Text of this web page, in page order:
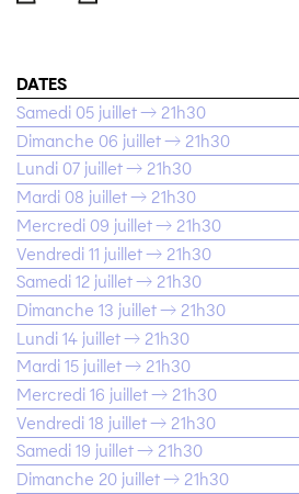
DATES
Samedi 05 juillet → 21h30
Dimanche 06 juillet → 21h30
Lundi 07 juillet → 21h30
Mardi 08 juillet → 21h30
Mercredi 09 juillet → 21h30
Vendredi 11 juillet → 21h30
Samedi 12 juillet → 21h30
Dimanche 13 juillet → 21h30
Lundi 14 juillet → 21h30
Mardi 15 juillet → 21h30
Mercredi 16 juillet → 21h30
Vendredi 18 juillet → 21h30
Samedi 19 juillet → 21h30
Dimanche 20 juillet → 21h30